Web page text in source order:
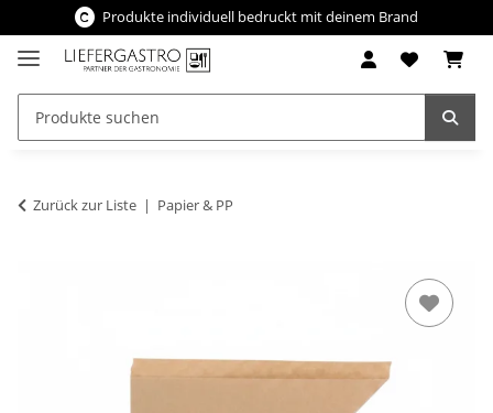
Produkte individuell bedruckt mit deinem Brand
Zurück zur Liste Papier & PP